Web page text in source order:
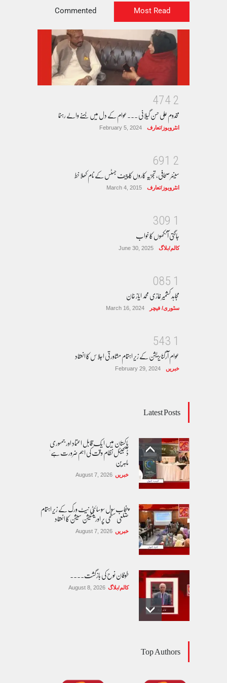
Most Read
Commented
2
4
7
4
مخدوم علی حسن گیلانی ۔۔۔عوام کے دل میں بسنے والے رہنما
انٹرویوز/تعارف February 5, 2024
2
1
9
6
سینئر صحافی، تجزیہ کاروں کا چیف جسٹس کے نام کھلا خط
انٹرویوز/تعارف March 4, 2015
1
9
0
3
جاگتی آنکھوں کا خواب
کالم/بلاگ June 30, 2025
1
5
8
0
مجاہد کشمیر غازی محمد ایاز خان
سٹوری/ فیچر March 16, 2024
1
3
4
5
عوام آرگنایزیشن کے زیر اہتمام مشاورتی اجلاس کا انعقاد
خبریں February 29, 2024
Latest Posts
پاکستان مِیں ا یک قابل اعتماد اور جمہوری
ڈیجیٹل نظام وقت کی اہم ضرورت ہے'
ماہرین
خبریں August 7, 2026
پنجاب سول سوسائٹی نیٹ ورک کے زیرِ اہتمام
ضلعی سطحی پر اورینٹیشن سیشن کا انعقاد
خبریں August 7, 2026
طوفان نوح کی بازگشت....
کالم/بلاگ August 8, 2026
Top Authors